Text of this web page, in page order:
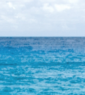
世界地球清潔日 墾管處辦理「2026年墾丁國家公園沙灘淨灘活動
115年09月